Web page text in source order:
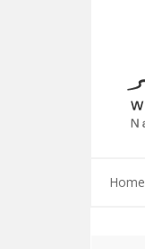
Home